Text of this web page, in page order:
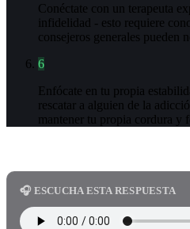
Conéctate con un terapeuta
infidelidad - esto requiere
consejeros generales pueden
6
Enfócate en tu propia
rescatar a alguien de la
mantener tu propia cordura y
🎧 ESCUCHA ESTA RESPUESTA